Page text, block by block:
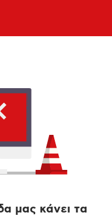
μας κάνει τα